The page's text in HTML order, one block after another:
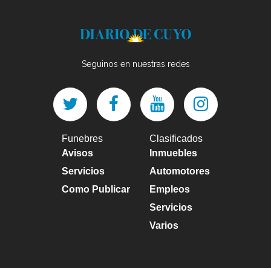
Seguinos en nuestras redes
Funebres
Avisos
Servicios
Como Publicar
Clasificados
Inmuebles
Automotores
Empleos
Servicios
Varios